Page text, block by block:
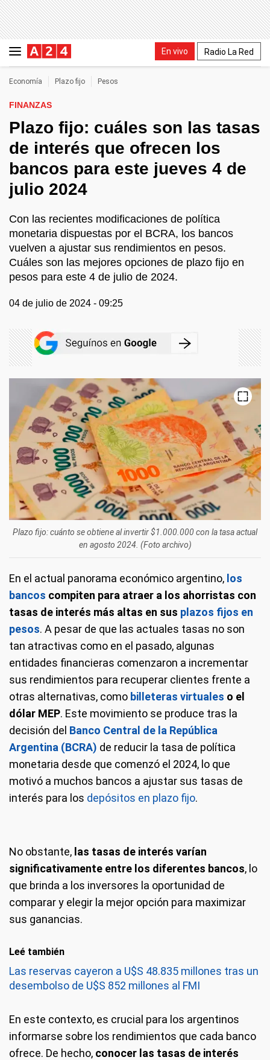
En vivo Radio La Red
Economía Plazo fijo Pesos
FINANZAS
Plazo fijo: cuáles son las tasas
de interés que ofrecen los
bancos para este jueves 4 de
julio 2024
Con las recientes modificaciones de política
monetaria dispuestas por el BCRA, los bancos
vuelven a ajustar sus rendimientos en pesos.
Cuáles son las mejores opciones de plazo fijo en
pesos para este 4 de julio de 2024.
04 de julio de 2024 - 09:25
Plazo fijo: cuánto se obtiene al invertir $1.000.000 con la tasa actual
en agosto 2024. (Foto archivo)
En el actual panorama económico argentino, los
bancos compiten para atraer a los ahorristas con
tasas de interés más altas en sus plazos fijos en
pesos. A pesar de que las actuales tasas no son
tan atractivas como en el pasado, algunas
entidades financieras comenzaron a incrementar
sus rendimientos para recuperar clientes frente a
otras alternativas, como billeteras virtuales o el
dólar MEP. Este movimiento se produce tras la
decisión del Banco Central de la República
Argentina (BCRA) de reducir la tasa de política
monetaria desde que comenzó el 2024, lo que
motivó a muchos bancos a ajustar sus tasas de
interés para los depósitos en plazo fijo.
No obstante, las tasas de interés varían
significativamente entre los diferentes bancos, lo
que brinda a los inversores la oportunidad de
comparar y elegir la mejor opción para maximizar
sus ganancias.
Leé también
Las reservas cayeron a U$S 48.835 millones tras un
desembolso de U$S 852 millones al FMI
En este contexto, es crucial para los argentinos
informarse sobre los rendimientos que cada banco
ofrece. De hecho, conocer las tasas de interés